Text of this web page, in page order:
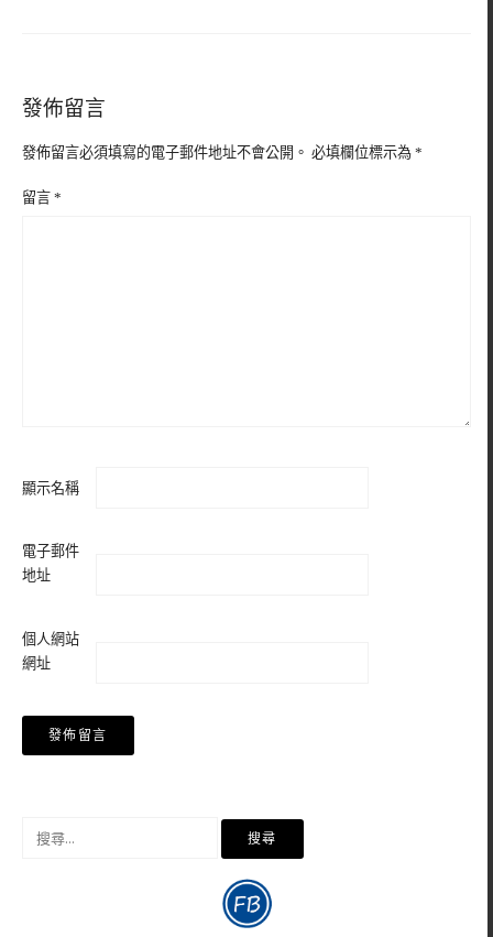
發佈留言
發佈留言必須填寫的電子郵件地址不會公開。 必填欄位標示為 *
留言 *
顯示名稱
電子郵件
地址
個人網站
網址